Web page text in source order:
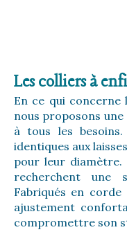
Les colliers à
En ce qui concerne
nous proposons
à tous les
identiques aux
pour leur
recherchent une
Fabriqués en
ajustement
compromettre son